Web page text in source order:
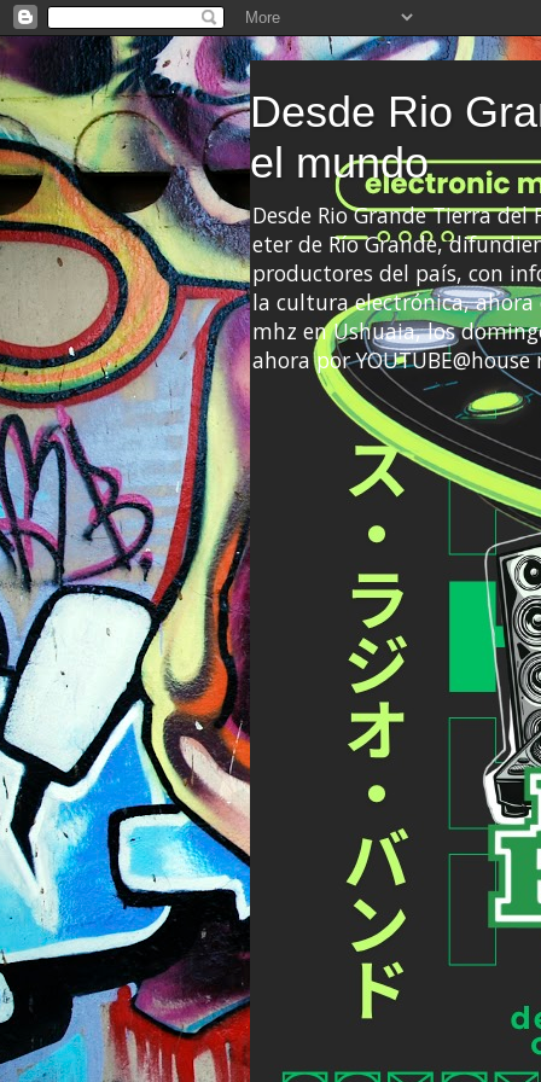
Desde Rio
el mundo
Desde Rio Grande Tierra
eter de Río Grande,
productores del país, con
la cultura electrónica, ahora
mhz en Ushuaia, los
ahora por